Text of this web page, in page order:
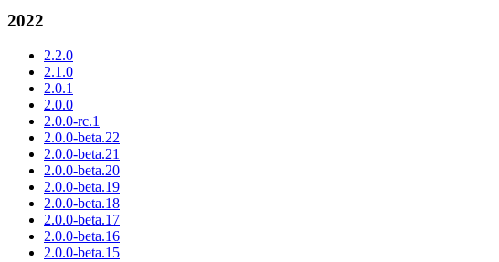
2022
2.2.0
2.1.0
2.0.1
2.0.0
2.0.0-rc.1
2.0.0-beta.22
2.0.0-beta.21
2.0.0-beta.20
2.0.0-beta.19
2.0.0-beta.18
2.0.0-beta.17
2.0.0-beta.16
2.0.0-beta.15